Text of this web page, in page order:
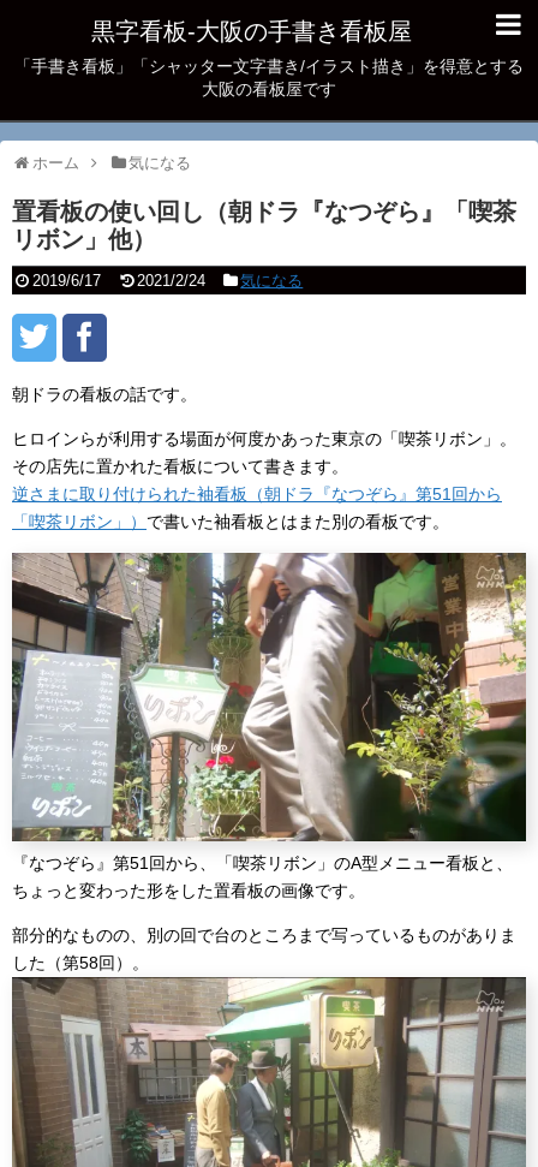
黒字看板‐大阪の手書き看板屋
「手書き看板」「シャッター文字書き/イラスト描き」を得意とする
大阪の看板屋です
ホーム 気になる
置看板の使い回し（朝ドラ『なつぞら』「喫茶
リボン」他）
2019/6/17 2021/2/24 気になる
朝ドラの看板の話です。
ヒロインらが利用する場面が何度かあった東京の「喫茶リボン」。
その店先に置かれた看板について書きます。
逆さまに取り付けられた袖看板（朝ドラ『なつぞら』第51回から
「喫茶リボン」） で書いた袖看板とはまた別の看板です。
『なつぞら』第51回から、「喫茶リボン」のA型メニュー看板と、
ちょっと変わった形をした置看板の画像です。
部分的なものの、別の回で台のところまで写っているものがありま
した（第58回）。